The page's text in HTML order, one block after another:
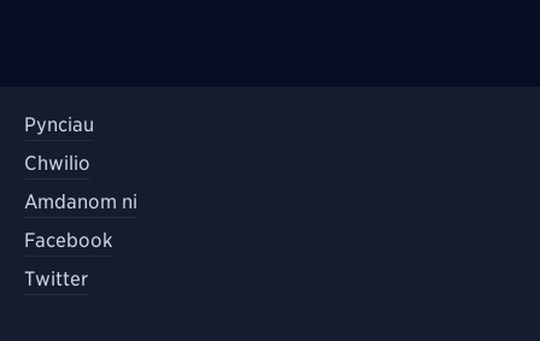
Pynciau
Chwilio
Amdanom ni
Facebook
Twitter